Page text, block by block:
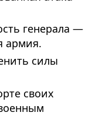
генерала —
армия.
силы
своих